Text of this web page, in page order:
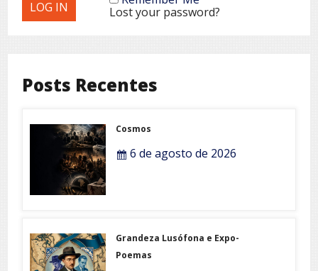
Lost your password?
Posts Recentes
Cosmos
6 de agosto de 2026
Grandeza Lusófona e Expo-
Poemas